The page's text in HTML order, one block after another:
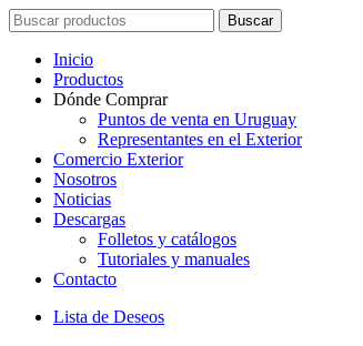
Search
for:
Buscar
Inicio
Productos
Dónde Comprar
Puntos de venta en Uruguay
Representantes en el Exterior
Comercio Exterior
Nosotros
Noticias
Descargas
Folletos y catálogos
Tutoriales y manuales
Contacto
Lista de Deseos